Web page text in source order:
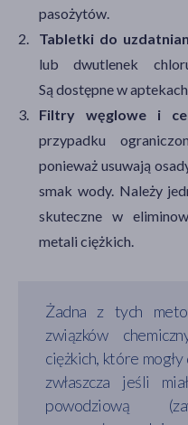
pasożytów.
Tabletki do
lub dwutlenek
Są dostępne w
Filtry węglowe i
przypadku
ponieważ usuwają
smak wody. Należy
skuteczne w
metali ciężkich.
Żadna z tych
związków
ciężkich, które
zwłaszcza jeśli
powodziową